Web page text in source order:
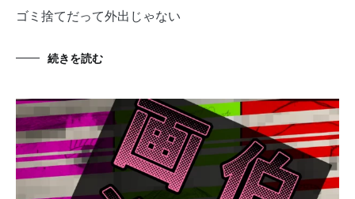
ゴミ捨てだって外出じゃない
続きを読む